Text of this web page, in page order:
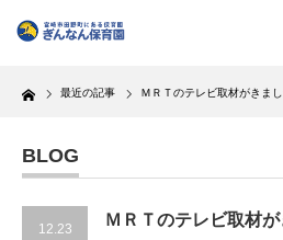
Home 最近の記事 ＭＲＴのテレビ取材がきまし
BLOG
12.23
ＭＲＴのテレビ取材が